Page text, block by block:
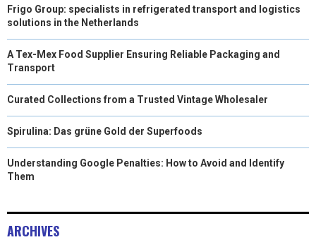
Frigo Group: specialists in refrigerated transport and logistics
solutions in the Netherlands
A Tex-Mex Food Supplier Ensuring Reliable Packaging and
Transport
Curated Collections from a Trusted Vintage Wholesaler
Spirulina: Das grüne Gold der Superfoods
Understanding Google Penalties: How to Avoid and Identify
Them
ARCHIVES